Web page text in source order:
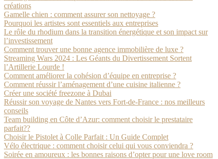
créations
Gamelle chien : comment assurer son nettoyage ?
Pourquoi les artistes sont essentiels aux entreprises
Le rôle du rhodium dans la transition énergétique et son impact sur
l’investissement
Comment trouver une bonne agence immobilière de luxe ?
Streaming Wars 2024 : Les Géants du Divertissement Sortent
l’Artillerie Lourde !
Comment améliorer la cohésion d’équipe en entreprise ?
Comment réussir l’aménagement d’une cuisine italienne ?
Créer une société freezone à Dubai
Réussir son voyage de Nantes vers Fort-de-France : nos meilleurs
conseils
Team building en Côte d’Azur: comment choisir le prestataire
parfait??
Choisir le Pistolet à Colle Parfait : Un Guide Complet
Vélo électrique : comment choisir celui qui vous conviendra ?
Soirée en amoureux : les bonnes raisons d’opter pour une love room